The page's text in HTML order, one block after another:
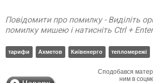
Повідомити про помилку - Виділіть
помилку мишею і натисніть Ctrl + Enter
тарифи Ахметов Київенерго тепломережі
Сподобався
ним в